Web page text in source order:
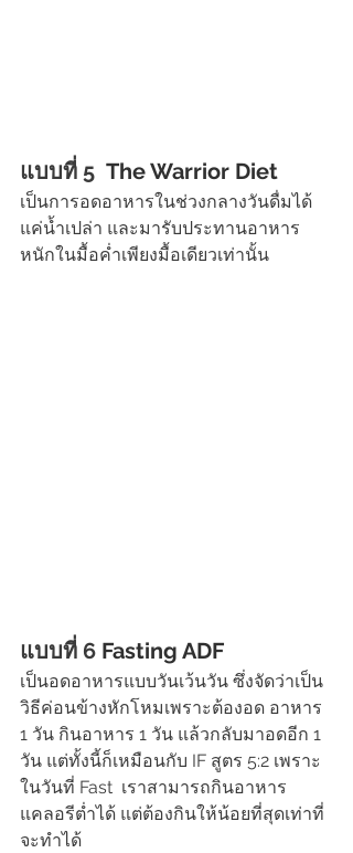
แบบที่ 5 The Warrior Diet
เป็นการอดอาหารในช่วงกลางวันดื่มได้
แค่น้ำเปล่า และมารับประทานอาหาร
หนักในมื้อค่ำเพียงมื้อเดียวเท่านั้น
แบบที่ 6 Fasting ADF
เป็นอดอาหารแบบวันเว้นวัน ซึ่งจัดว่าเป็น
วิธีค่อนข้างหักโหมเพราะต้องอด อาหาร
1 วัน กินอาหาร 1 วัน แล้วกลับมาอดอีก 1
วัน แต่ทั้งนี้ก็เหมือนกับ IF สูตร 5:2 เพราะ
ในวันที่ Fast  เราสามารถกินอาหาร
แคลอรีต่ำได้ แต่ต้องกินให้น้อยที่สุดเท่าที่
จะทำได้